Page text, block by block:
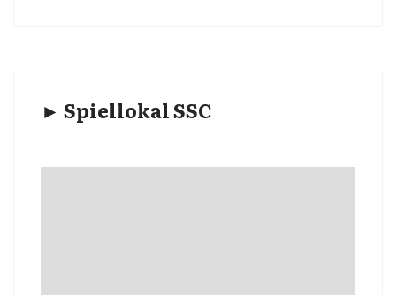
► Spiellokal SSC